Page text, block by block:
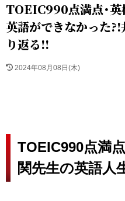
TOEIC990点満点・
英語ができなかった
り返る!!
2024年08月08日(木)
TOEIC990点満
関先生の英語人